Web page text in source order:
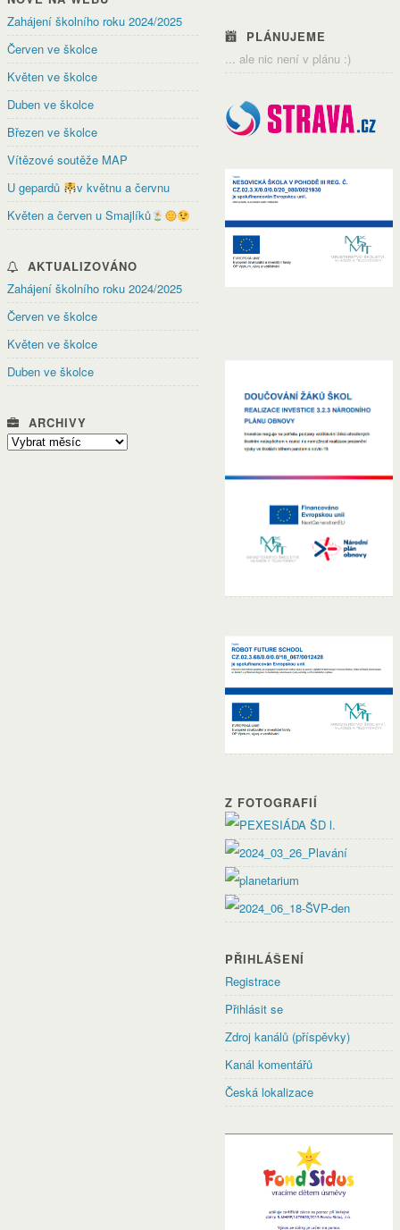
Zahájení školního roku 2024/2025
Červen ve školce
Květen ve školce
Duben ve školce
Březen ve školce
Vítězové soutěže MAP
U gepardů
v květnu a červnu
Květen a červen u Smajlíků
AKTUALIZOVÁNO
Zahájení školního roku 2024/2025
Červen ve školce
Květen ve školce
Duben ve školce
ARCHIVY
Archivy
PLÁNUJEME
... ale nic není v plánu :)
Z FOTOGRAFIÍ
PŘIHLÁŠENÍ
Registrace
Přihlásit se
Zdroj kanálů (příspěvky)
Kanál komentářů
Česká lokalizace